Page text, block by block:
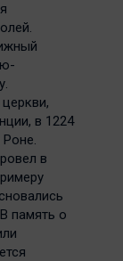
в 1224
Роне.
в
память о